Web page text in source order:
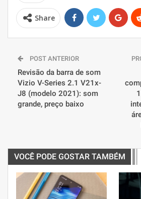
Share
POST ANTERIOR
Revisão da barra de som
Vizio V-Series 2.1 V21x-
J8 (modelo 2021): som
grande, preço baixo
VOCÊ PODE GOSTAR TAMBÉM